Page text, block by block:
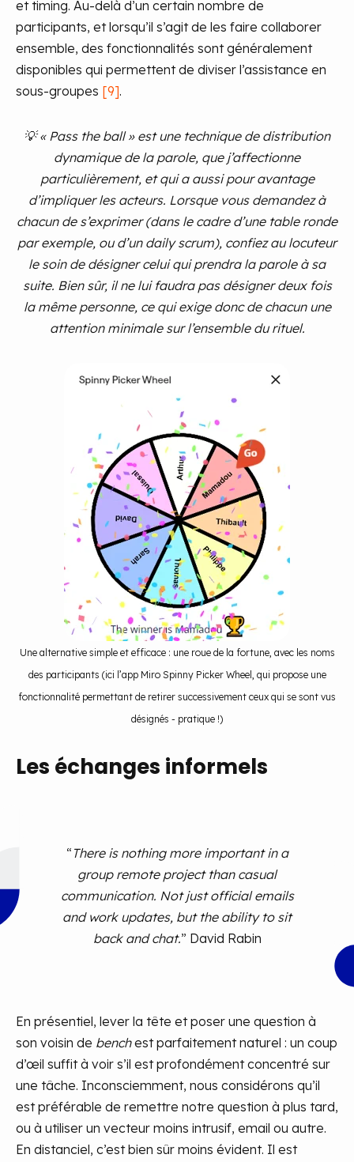
et timing. Au-delà d’un certain nombre de
participants, et lorsqu’il s’agit de les faire collaborer
ensemble, des fonctionnalités sont généralement
disponibles qui permettent de diviser l’assistance en
sous-groupes [9].
💡 « Pass the ball » est une technique de distribution
dynamique de la parole, que j’affectionne
particulièrement, et qui a aussi pour avantage
d’impliquer les acteurs. Lorsque vous demandez à
chacun de s’exprimer (dans le cadre d’une table ronde
par exemple, ou d’un daily scrum), confiez au locuteur
le soin de désigner celui qui prendra la parole à sa
suite. Bien sûr, il ne lui faudra pas désigner deux fois
la même personne, ce qui exige donc de chacun une
attention minimale sur l’ensemble du rituel.
Une alternative simple et efficace : une roue de la fortune, avec les noms
des participants (ici l’app Miro Spinny Picker Wheel, qui propose une
fonctionnalité permettant de retirer successivement ceux qui se sont vus
désignés - pratique !)
Les échanges informels
“ There is nothing more important in a
group remote project than casual
communication. Not just official emails
and work updates, but the ability to sit
back and chat.” David Rabin
En présentiel, lever la tête et poser une question à
son voisin de benchest parfaitement naturel : un coup
d’œil suffit à voir s’il est profondément concentré sur
une tâche. Inconsciemment, nous considérons qu’il
est préférable de remettre notre question à plus tard,
ou à utiliser un vecteur moins intrusif, email ou autre.
En distanciel, c’est bien sûr moins évident. Il est